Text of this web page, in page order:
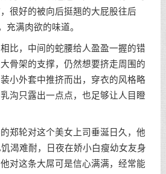
很好的被向后挺翘的大屁股往后
充满肉欲的味道。
，中间的蛇腰给人盈盈一握的错
骨架的支撑，仍然想要挤走周围的
小外套中推挤而出，穿衣的风格略
沟只露出一点点，也足够让人目瞪
轮对这个美女上司垂涎日久，他
渴难耐，日夜在娇小白瘦幼女友身
对这条大屌可是信心满满，经常能